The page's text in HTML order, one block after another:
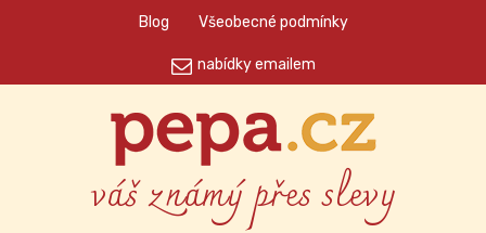
Blog Všeobecné podmínky
nabídky emailem
váš známý přes slevy